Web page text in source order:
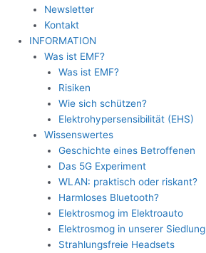
Newsletter
Kontakt
INFORMATION
Was ist EMF?
Was ist EMF?
Risiken
Wie sich schützen?
Elektrohypersensibilität (EHS)
Wissenswertes
Geschichte eines Betroffenen
Das 5G Experiment
WLAN: praktisch oder riskant?
Harmloses Bluetooth?
Elektrosmog im Elektroauto
Elektrosmog in unserer Siedlung
Strahlungsfreie Headsets